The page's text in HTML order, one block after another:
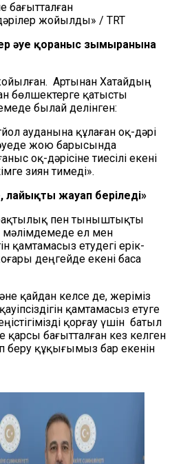
бағытталған
жойылды» / TRT
әуе қорғаныс зымыранына
Артынан Хатайдың
бөлшектерге қатысты
былай делінген:
ауданына құлаған оқ-дәрі
әуеде жою барысында
оқ-дәрісіне тиесілі екені
зиян тимеді».
лайықты жауап беріледі»
пен тыныштықты
мәлімдемеде ел мен
қамтамасыз етудегі ерік-
деңгейде екені баса
қайдан келсе де, жеріміз
қамтамасыз етуге
қорғау үшін батыл
қарсы бағытталған кез келген
беру құқығымыз бар екенін